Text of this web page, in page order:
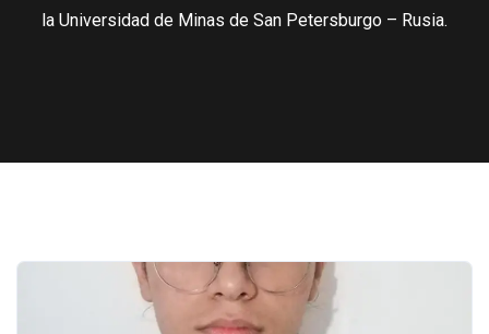
la Universidad de Minas de San Petersburgo – Rusia.